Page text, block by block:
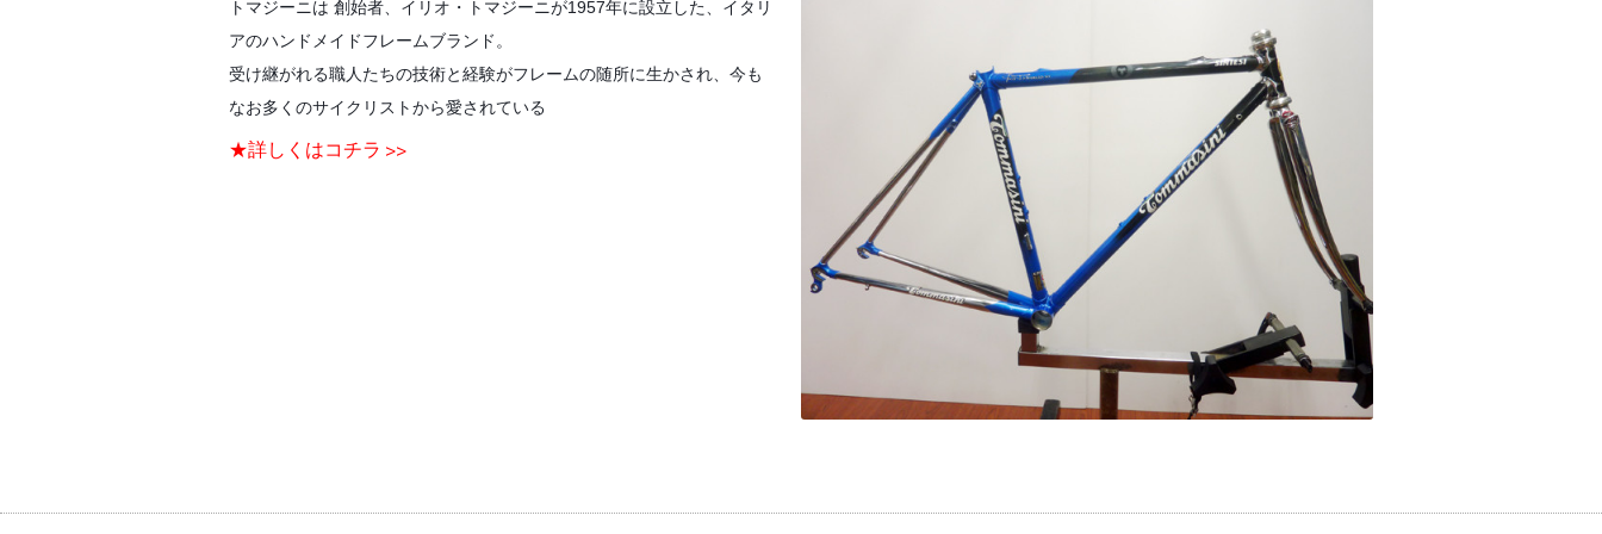
トマジーニは 創始者、イリオ・トマジーニが1957年に設立した、イタリ
アのハンドメイドフレームブランド。
受け継がれる職人たちの技術と経験がフレームの随所に生かされ、今も
なお多くのサイクリストから愛されている
★詳しくはコチラ >>